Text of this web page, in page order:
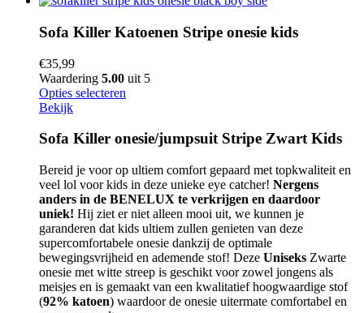
Sofa Killer Katoenen Stripe onesie kids
€35,99
Waardering 5.00 uit 5
Opties selecteren
Bekijk
Sofa Killer onesie/jumpsuit Stripe Zwart Kids
Bereid je voor op ultiem comfort gepaard met topkwaliteit en
veel lol voor kids in deze unieke eye catcher! Nergens
anders in de BENELUX te verkrijgen en daardoor
uniek! Hij ziet er niet alleen mooi uit, we kunnen je
garanderen dat kids ultiem zullen genieten van deze
supercomfortabele onesie dankzij de optimale
bewegingsvrijheid en ademende stof! Deze Uniseks Zwarte
onesie met witte streep is geschikt voor zowel jongens als
meisjes en is gemaakt van een kwalitatief hoogwaardige stof
(92% katoen) waardoor de onesie uitermate comfortabel en